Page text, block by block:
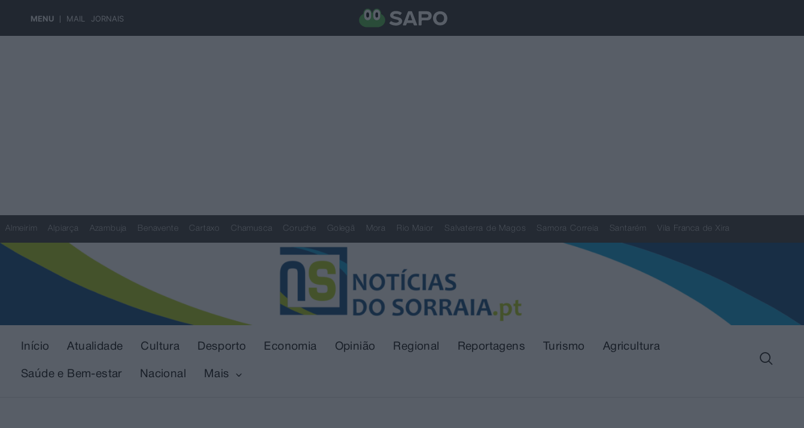
MENU MAIL JORNAIS
Almeirim Alpiarça Azambuja Benavente Cartaxo Chamusca Coruche Golegã Mora Rio Maior Salvaterra de Magos Samora Correia Santarém Vila Franca de Xira
Início Atualidade Cultura Desporto Economia Opinião Regional Reportagens Turismo Agricultura
Saúde e Bem-estar Nacional Mais